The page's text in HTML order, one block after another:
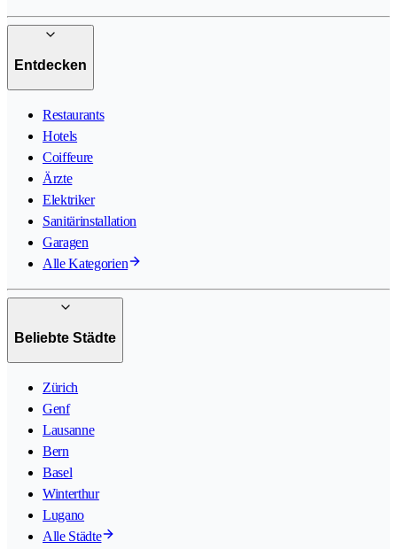
Entdecken
Restaurants
Hotels
Coiffeure
Ärzte
Elektriker
Sanitärinstallation
Garagen
Alle Kategorien
Beliebte Städte
Zürich
Genf
Lausanne
Bern
Basel
Winterthur
Lugano
Alle Städte